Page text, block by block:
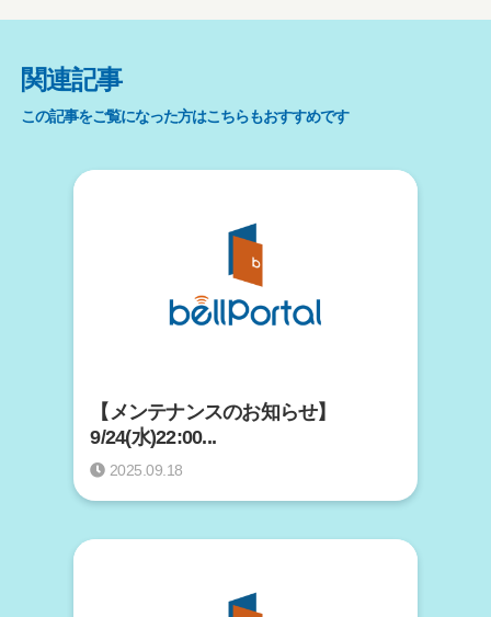
関連記事
この記事をご覧になった方はこちらもおすすめです
【メンテナンスのお知らせ】
9/24(水)22:00...
2025.09.18